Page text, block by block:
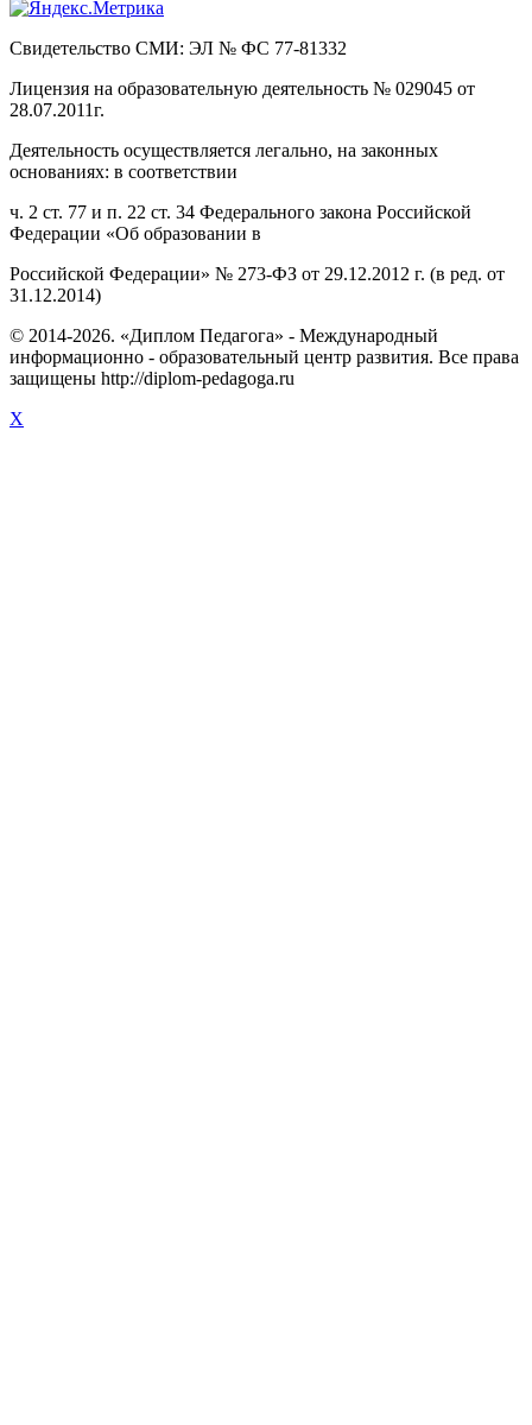
Свидетельство СМИ: ЭЛ № ФС 77-81332
Лицензия на образовательную деятельность № 029045 от
28.07.2011г.
Деятельность осуществляется легально, на законных
основаниях: в соответствии
ч. 2 ст. 77 и п. 22 ст. 34 Федерального закона Российской
Федерации «Об образовании в
Российской Федерации» № 273-ФЗ от 29.12.2012 г. (в ред. от
31.12.2014)
© 2014-2026. «Диплом Педагога» - Международный
информационно - образовательный центр развития. Все права
защищены http://diplom-pedagoga.ru
X